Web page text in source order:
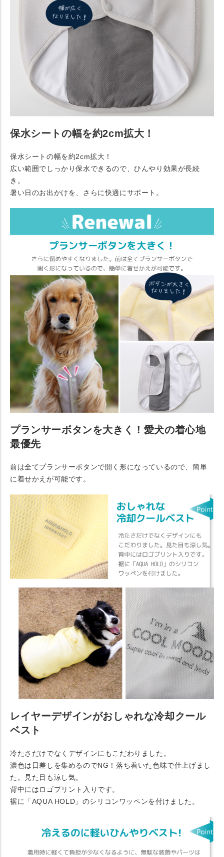
保水シートの幅を約2cm拡大！
保水シートの幅を約2cm拡大！
広い範囲でしっかり保水できるので、ひんやり効果が長続
き。
暑い日のお出かけを、さらに快適にサポート。
プランサーボタンを大きく！愛犬の着心地
最優先
前は全てプランサーボタンで開く形になっているので、簡単
に着せかえが可能です。
レイヤーデザインがおしゃれな冷却クール
ベスト
冷たさだけでなくデザインにもこだわりました。
濃色は日差しを集めるのでNG！落ち着いた色味で仕上げまし
た。見た目も涼し気。
背中にはロゴプリント入りです。
裾に「AQUA HOLD」のシリコンワッペンを付けました。